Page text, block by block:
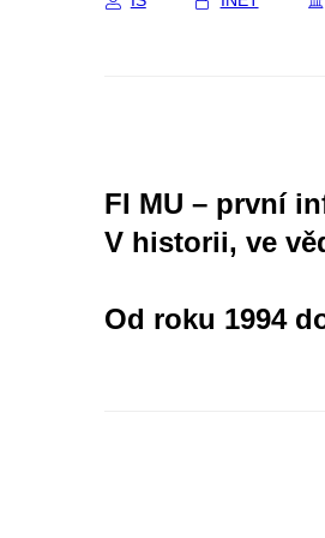
FI MU – první
V historii, ve
Od roku 1994